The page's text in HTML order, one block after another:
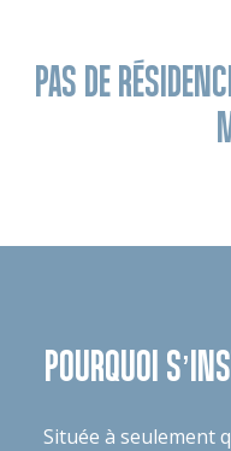
PAS DE
POURQUOI
Située à seulement